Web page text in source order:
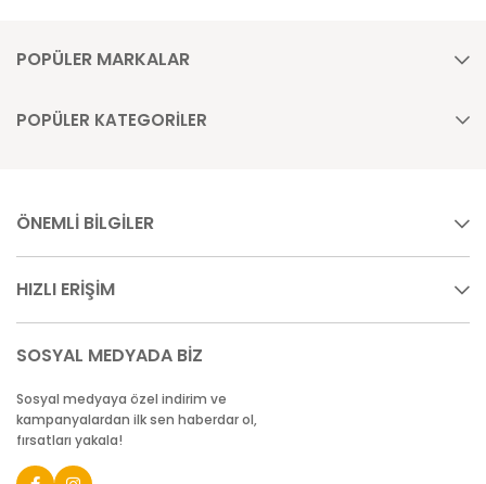
POPÜLER MARKALAR
POPÜLER KATEGORİLER
ÖNEMLİ BİLGİLER
HIZLI ERİŞİM
SOSYAL MEDYADA BİZ
Sosyal medyaya özel indirim ve
kampanyalardan ilk sen haberdar ol,
fırsatları yakala!